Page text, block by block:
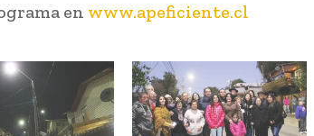
en www.apeficiente.cl